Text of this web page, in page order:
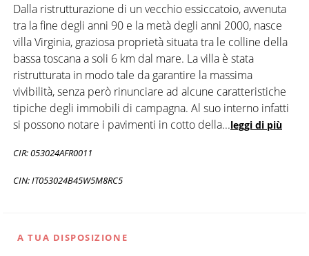
Dalla ristrutturazione di un vecchio essiccatoio, avvenuta
tra la fine degli anni 90 e la metà degli anni 2000, nasce
villa Virginia, graziosa proprietà situata tra le colline della
bassa toscana a soli 6 km dal mare. La villa è stata
ristrutturata in modo tale da garantire la massima
vivibilità, senza però rinunciare ad alcune caratteristiche
tipiche degli immobili di campagna. Al suo interno infatti
si possono notare i pavimenti in cotto della...leggi di più
CIR: 053024AFR0011
CIN: IT053024B45W5M8RC5
A TUA DISPOSIZIONE